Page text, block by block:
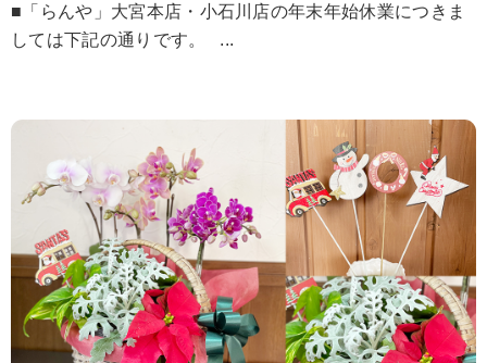
■「らんや」大宮本店・小石川店の年末年始休業につきま
しては下記の通りです。 ...